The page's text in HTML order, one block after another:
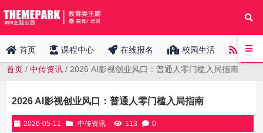
首页 课程中心 在线报名 校园生活 中传
首页 /中传资讯 / 2026 AI影视创业风口：普通人零门槛入局指南
2026 AI影视创业风口：普通人零门槛入局指南
2026-05-11 中传资讯 113 0